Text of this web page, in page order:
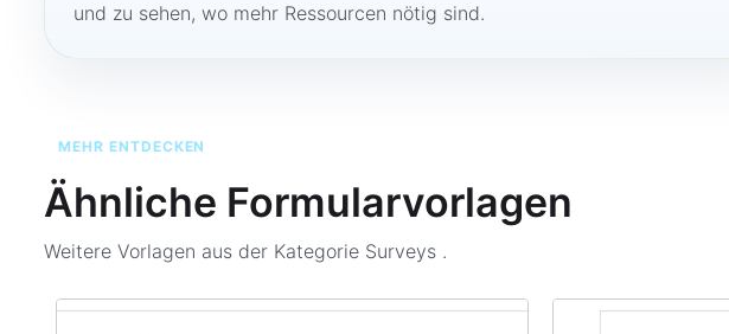
und zu sehen, wo mehr Ressourcen nötig sind.
MEHR ENTDECKEN
Ähnliche Formularvorlagen
Weitere Vorlagen aus der Kategorie Surveys .